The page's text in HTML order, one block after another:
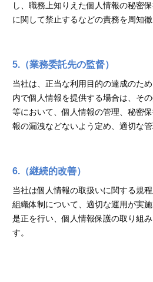
し、職務上知りえた個人情報の秘密
に関して禁止するなどの責務を周知徹
5.（業務委託先の監督）
当社は、正当な利用目的の達成のた
内で個人情報を提供する場合は、そ
等において、個人情報の管理、秘密
報の漏洩などないよう定め、適切な
6.（継続的改善）
当社は個人情報の取扱いに関する規
組織体制について、適切な運用が実
是正を行い、個人情報保護の取り組
す。